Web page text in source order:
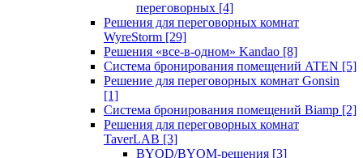
переговорных [4]
Решения для переговорных комнат
WyreStorm [29]
Решения «все-в-одном» Kandao [8]
Система бронирования помещений ATEN [5]
Решение для переговорных комнат Gonsin
[1]
Система бронирования помещений Biamp [2]
Решения для переговорных комнат
TaverLAB [3]
BYOD/BYOM-решения [3]